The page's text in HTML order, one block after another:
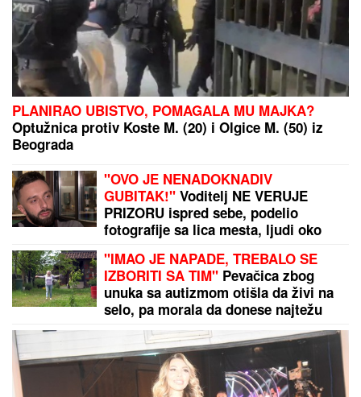
PLANIRAO UBISTVO, POMAGALA MU MAJKA?
Optužnica protiv Koste M. (20) i Olgice M. (50) iz
Beograda
"OVO JE NENADOKNADIV
GUBITAK!" Voditelj NE VERUJE
PRIZORU ispred sebe, podelio
fotografije sa lica mesta, ljudi oko
"IMAO JE NAPADE, TREBALO SE
IZBORITI SA TIM" Pevačica zbog
unuka sa autizmom otišla da živi na
selo, pa morala da donese najtežu
odluku: "Postao je agresivan"